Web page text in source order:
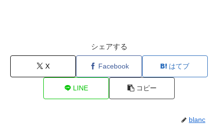
シェアする
X Facebook はてブ
LINE コピー
blanc